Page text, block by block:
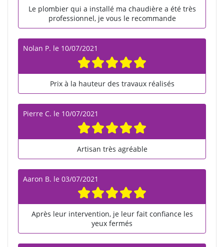
Le plombier qui a installé ma chaudière a été très
professionnel, je vous le recommande
Nolan P. le 10/07/2021
Prix à la hauteur des travaux réalisés
Pierre C. le 10/07/2021
Artisan très agréable
Aaron B. le 03/07/2021
Après leur intervention, je leur fait confiance les
yeux fermés